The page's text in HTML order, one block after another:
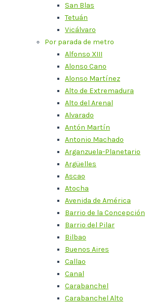
San Blas
Tetuán
Vicálvaro
Por parada de metro
Alfonso XIII
Alonso Cano
Alonso Martínez
Alto de Extremadura
Alto del Arenal
Alvarado
Antón Martín
Antonio Machado
Arganzuela-Planetario
Argüelles
Ascao
Atocha
Avenida de América
Barrio de la Concepción
Barrio del Pilar
Bilbao
Buenos Aires
Callao
Canal
Carabanchel
Carabanchel Alto